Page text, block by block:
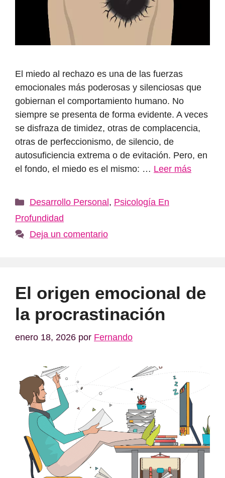
El miedo al rechazo es una de las fuerzas
emocionales más poderosas y silenciosas que
gobiernan el comportamiento humano. No
siempre se presenta de forma evidente. A veces
se disfraza de timidez, otras de complacencia,
otras de perfeccionismo, de silencio, de
autosuficiencia extrema o de evitación. Pero, en
el fondo, el miedo es el mismo: … Leer más
Categorías
Desarrollo Personal , Psicología En
Profundidad
Deja un comentario
El origen emocional de
la procrastinación
enero 18, 2026 por Fernando